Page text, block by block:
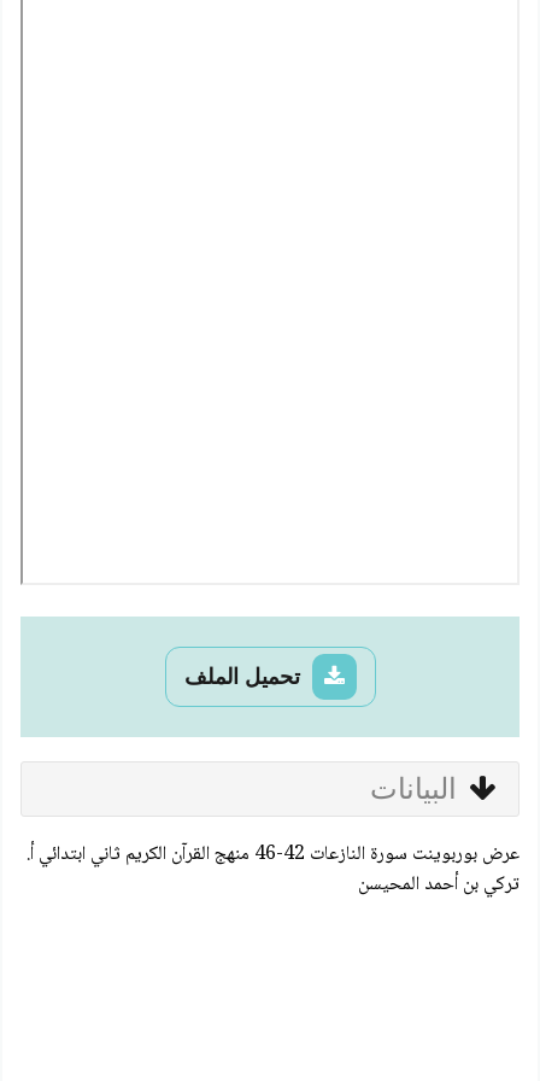
تحميل الملف
البيانات
عرض بوربوينت سورة النازعات 42-46 منهج القرآن الكريم ثاني ابتدائي أ.
تركي بن أحمد المحيسن